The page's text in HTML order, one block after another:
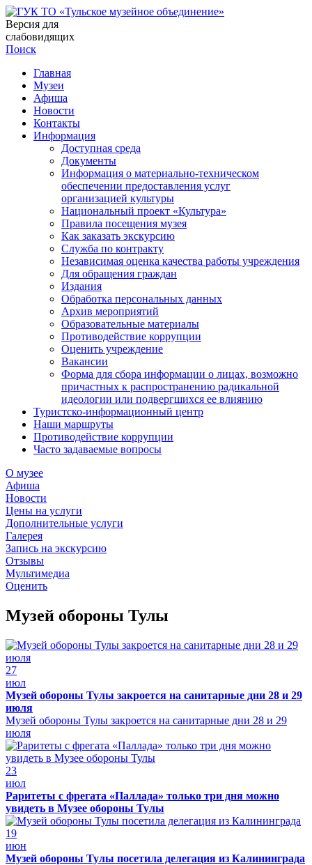
Версия для
слабовидящих
Поиск
Главная
Музеи
Афиша
Новости
Контакты
Информация
Доступная среда
Документы
Информация о материально-техническом
обеспечении предоставления услуг
организацией культуры
Национальный проект «Культура»
Правила посещения музея
Как заказать экскурсию
Служба по контракту
Независимая оценка качества работы учреждения
Для обращения граждан
Издания
Обработка персональных данных
Архив мероприятий
Образовательные материалы
Противодействие коррупции
Оценить учреждение
Вакансии
Форма для сбора информации о лицах, возможно
причастных к распространению радикальной
идеологии или подвергшихся ее влиянию
Туристско-информационный центр
Наши маршруты
Противодействие коррупции
Часто задаваемые вопросы
О музее
Афиша
Новости
Цены на услуги
Дополнительные услуги
Галерея
Запись на экскурсию
Отзывы
Мультимедиа
Оценить
Музей обороны Тулы
27
июл
Музей обороны Тулы закроется на санитарные дни 28 и 29
июля
Музей обороны Тулы закроется на санитарные дни 28 и 29
июля
23
июл
Раритеты с фрегата «Паллада» только три дня можно
увидеть в Музее обороны Тулы
19
июн
Музей обороны Тулы посетила делегация из Калининграда